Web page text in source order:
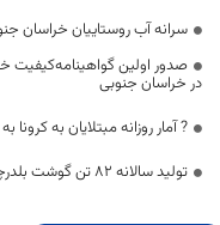
سرانه آب روستاییان خراسان جنوبی تا ۱۲۰ لیتر
صدور اولین گواهینامه‌کیفیت
در خراسان جنوبی
? آمار روزانه مبتلایان به
تولید سالانه ۸۲ تن گوشت بلدرچین در خراسان جنوبی